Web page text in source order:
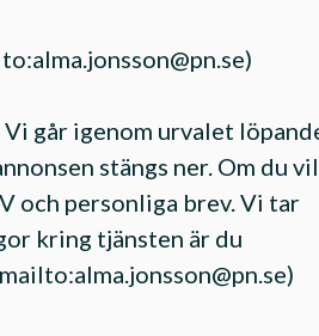
alma.jonsson@pn.se)
går igenom urvalet
stängs ner. Om du
och personliga brev. Vi tar
kring tjänsten är du
alma.jonsson@pn.se)